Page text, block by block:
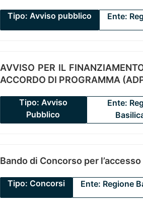
Tipo: Avviso pubblico Ente:
AVVISO PER IL
ACCORDO DI PROGRAMMA
Tipo: Avviso
Pubblico
Ente:
Bando di Concorso per
Tipo: Concorsi Ente: Regione